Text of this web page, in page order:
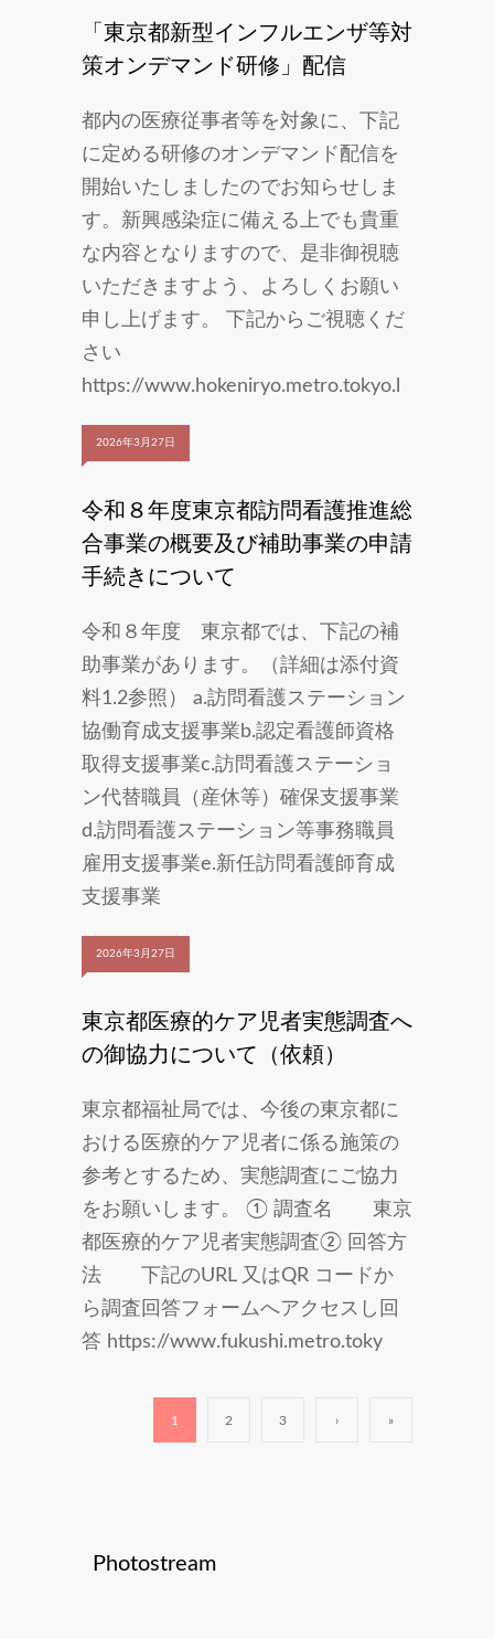
「東京都新型インフルエンザ等対
策オンデマンド研修」配信
都内の医療従事者等を対象に、下記
に定める研修のオンデマンド配信を
開始いたしましたのでお知らせしま
す。新興感染症に備える上でも貴重
な内容となりますので、是非御視聴
いただきますよう、よろしくお願い
申し上げます。 下記からご視聴くだ
さい
https://www.hokeniryo.metro.tokyo.l
2026年3月27日
令和８年度東京都訪問看護推進総
合事業の概要及び補助事業の申請
手続きについて
令和８年度 東京都では、下記の補
助事業があります。（詳細は添付資
料1.2参照） a.訪問看護ステーション
協働育成支援事業b.認定看護師資格
取得支援事業c.訪問看護ステーショ
ン代替職員（産休等）確保支援事業
d.訪問看護ステーション等事務職員
雇用支援事業e.新任訪問看護師育成
支援事業
2026年3月27日
東京都医療的ケア児者実態調査へ
の御協力について（依頼）
東京都福祉局では、今後の東京都に
おける医療的ケア児者に係る施策の
参考とするため、実態調査にご協力
をお願いします。 ① 調査名 東京
都医療的ケア児者実態調査② 回答方
法 下記のURL 又はQR コードか
ら調査回答フォームへアクセスし回
答 https://www.fukushi.metro.toky
1 2 3 › »
Photostream